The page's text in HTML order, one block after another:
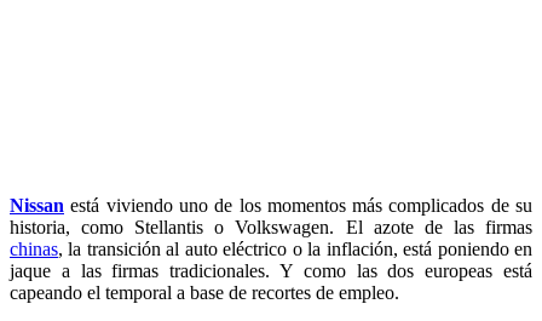
Nissan está viviendo uno de los momentos más complicados de su
historia, como Stellantis o Volkswagen. El azote de las firmas
chinas, la transición al auto eléctrico o la inflación, está poniendo en
jaque a las firmas tradicionales. Y como las dos europeas está
capeando el temporal a base de recortes de empleo.